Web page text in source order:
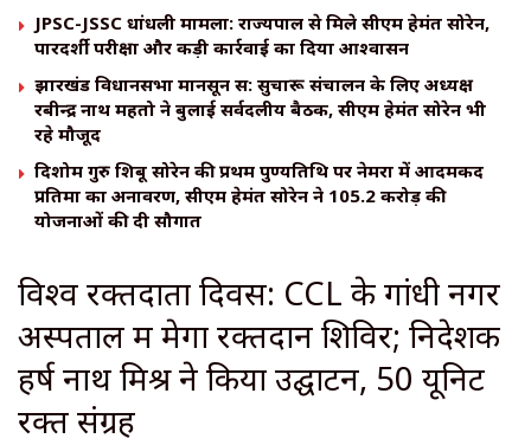
JPSC-JSSC धांधली मामला: राज्यपाल से मिले सीएम हेमंत सोरेन,
पारदर्शी परीक्षा और कड़ी कार्रवाई का दिया आश्वासन
झारखंड विधानसभा मानसून सत्र: सुचारू संचालन के लिए अध्यक्ष
रबीन्द्र नाथ महतो ने बुलाई सर्वदलीय बैठक, सीएम हेमंत सोरेन भी
रहे मौजूद
दिशोम गुरु शिबू सोरेन की प्रथम पुण्यतिथि पर नेमरा में आदमकद
प्रतिमा का अनावरण, सीएम हेमंत सोरेन ने 105.2 करोड़ की
योजनाओं की दी सौगात
विश्व रक्तदाता दिवस: CCL के गांधी नगर
अस्पताल में मेगा रक्तदान शिविर; निदेशक
हर्ष नाथ मिश्र ने किया उद्घाटन, 50 यूनिट
रक्त संग्रह